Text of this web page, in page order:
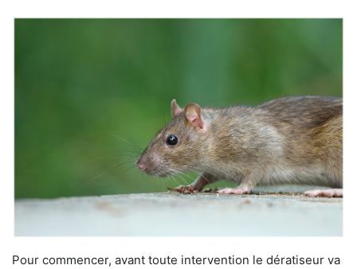
Pour commencer, avant toute intervention le dératiseur va